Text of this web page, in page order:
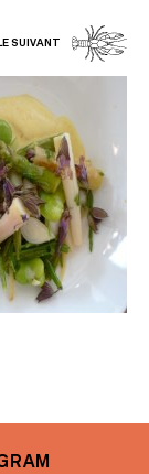
SUIVANT